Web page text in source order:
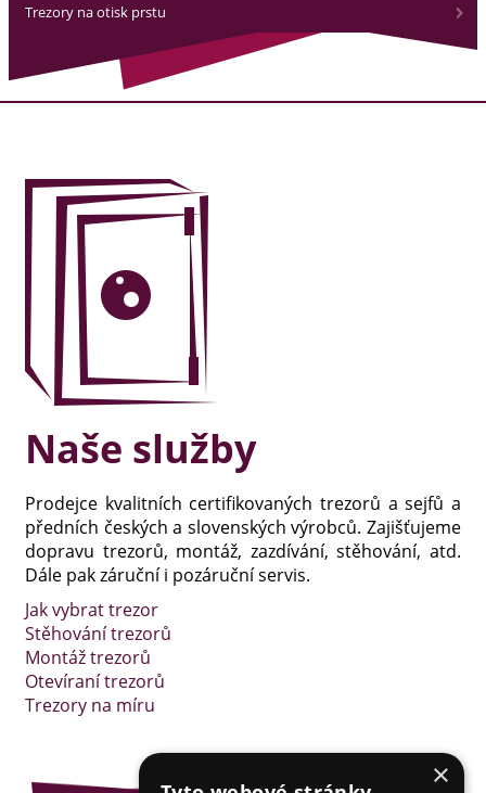
Trezory na otisk prstu
Naše služby
Prodejce kvalitních certifikovaných trezorů a sejfů a
předních českých a slovenských výrobců. Zajišťujeme
dopravu trezorů, montáž, zazdívání, stěhování, atd.
Dále pak záruční i pozáruční servis.
Jak vybrat trezor
Stěhování trezorů
Montáž trezorů
Otevíraní trezorů
Trezory na míru
×